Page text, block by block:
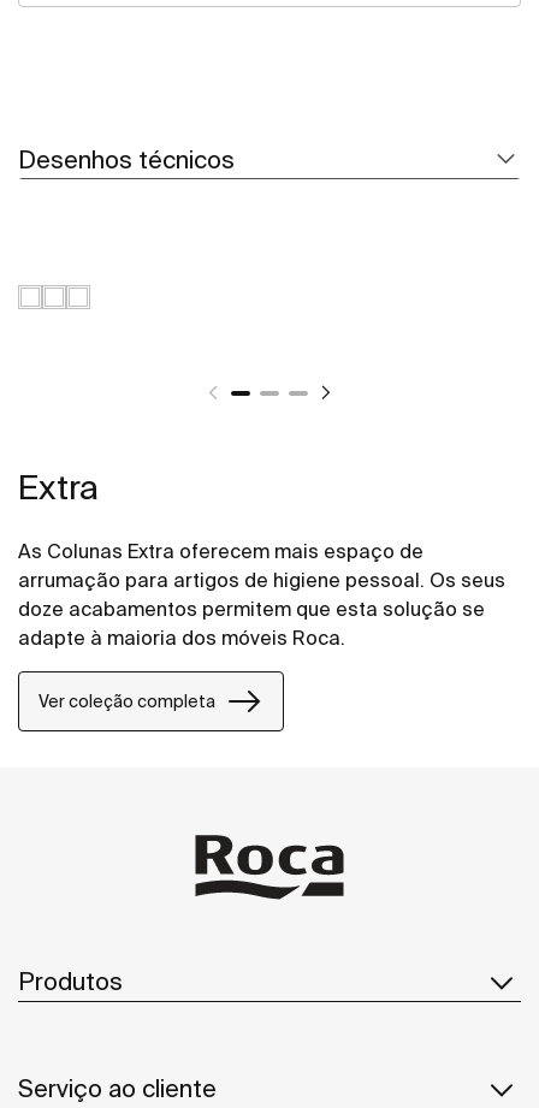
Desenhos técnicos
Extra
As Colunas Extra oferecem mais espaço de
arrumação para artigos de higiene pessoal. Os seus
doze acabamentos permitem que esta solução se
adapte à maioria dos móveis Roca.
Ver coleção completa
Produtos
Serviço ao cliente